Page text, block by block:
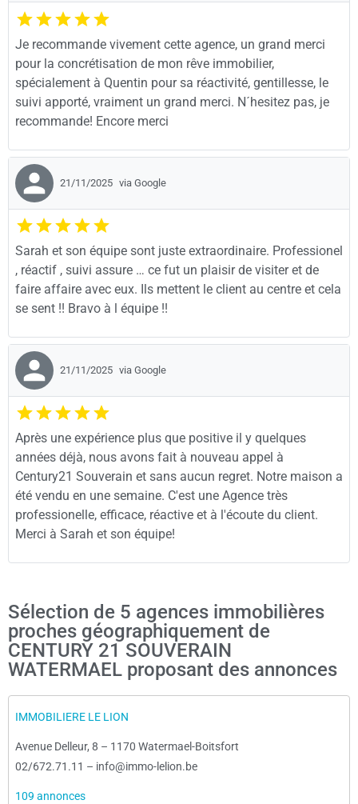
Je recommande vivement cette agence, un grand merci
pour la concrétisation de mon rêve immobilier,
spécialement à Quentin pour sa réactivité, gentillesse, le
suivi apporté, vraiment un grand merci. N´hesitez pas, je
recommande! Encore merci
21/11/2025 via Google
Sarah et son équipe sont juste extraordinaire. Professionel
, réactif , suivi assure … ce fut un plaisir de visiter et de
faire affaire avec eux. Ils mettent le client au centre et cela
se sent !! Bravo à l équipe !!
21/11/2025 via Google
Après une expérience plus que positive il y quelques
années déjà, nous avons fait à nouveau appel à
Century21 Souverain et sans aucun regret. Notre maison a
été vendu en une semaine. C'est une Agence très
professionelle, efficace, réactive et à l'écoute du client.
Merci à Sarah et son équipe!
Sélection de 5 agences immobilières
proches géographiquement de
CENTURY 21 SOUVERAIN
WATERMAEL proposant des annonces
IMMOBILIERE LE LION
Avenue Delleur, 8 – 1170 Watermael-Boitsfort
02/672.71.11 – info@immo-lelion.be
109 annonces